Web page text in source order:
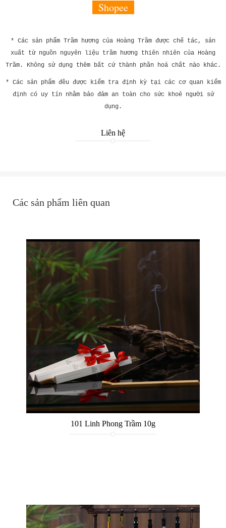
Shopee
* Các sản phẩm Trầm hương của Hoàng Trầm được chế tác, sản
xuất từ nguồn nguyên liệu trầm hương thiên nhiên của Hoàng
Trầm. Không sử dụng thêm bất cứ thành phần hoá chất nào khác.
* Các sản phẩm đều được kiểm tra định kỳ tại các cơ quan kiểm
định có uy tín nhằm bảo đảm an toàn cho sức khoẻ người sử
dụng.
Liên hệ
Các sản phẩm liên quan
101 Linh Phong Trầm 10g